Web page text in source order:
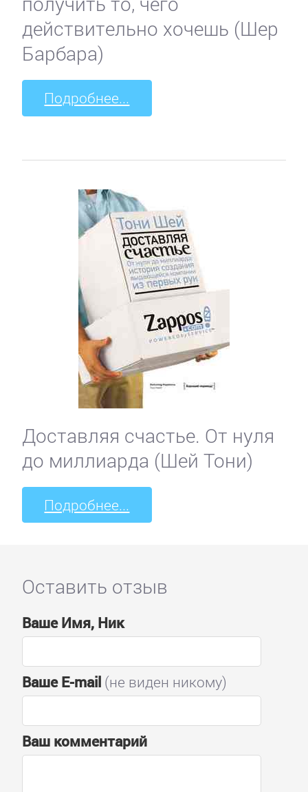
действительно хочешь (Шер
Барбара)
Подробнее...
Доставляя счастье. От нуля
до миллиарда (Шей Тони)
Подробнее...
Оставить отзыв
Ваше Имя, Ник
Ваше E-mail(не виден никому)
Ваш комментарий